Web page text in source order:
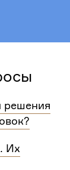
решения
Их